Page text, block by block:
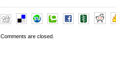
Comments are closed.